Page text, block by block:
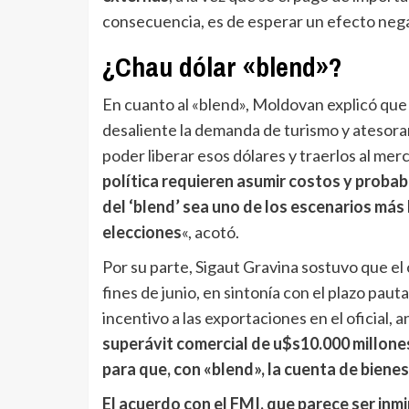
consecuencia, es de esperar un efecto
¿Chau dólar «blend»?
En cuanto al «blend», Moldovan explicó
desaliente la demanda de turismo y
poder liberar esos dólares y traerlos al
política requieren asumir costos y
del ‘blend’ sea uno de los escenarios
elecciones«, acotó.
Por su parte, Sigaut Gravina sostuvo que
fines de junio, en sintonía con el plazo
incentivo a las exportaciones en el oficial,
superávit comercial de u$s10.000
para que, con «blend», la cuenta de
El acuerdo con el FMI, que parece ser